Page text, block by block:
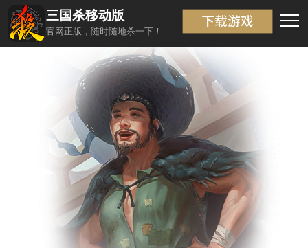
三国杀移动版
官网正版，随时随地杀一下！
返回